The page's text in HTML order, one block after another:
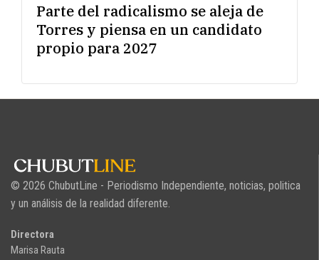
Parte del radicalismo se aleja de
Torres y piensa en un candidato
propio para 2027
© 2026 ChubutLine - Periodismo Independiente, noticias, politica
y un análisis de la realidad diferente.
Directora
Marisa Rauta